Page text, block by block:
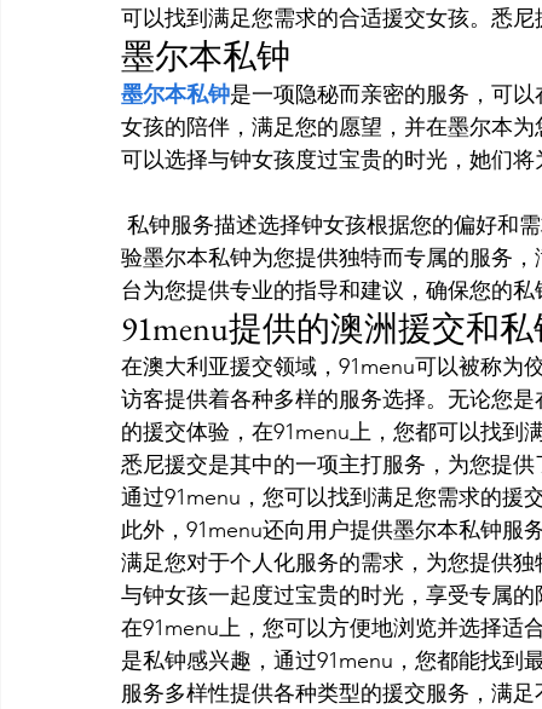
可以找到满足您需求的合适援交女孩。悉
墨尔本私钟
墨尔本私钟是一项隐秘而亲密的服务，可
女孩的陪伴，满足您的愿望，并在墨尔本
可以选择与钟女孩度过宝贵的时光，她们
验墨尔本私钟为您提供独特而专属的服务
台为您提供专业的指导和建议，确保您的
91menu提供的澳洲援交和
在澳大利亚援交领域，91menu可以被称为
访客提供着各种多样的服务选择。无论您
的援交体验，在91menu上，您都可以找到
悉尼援交是其中的一项主打服务，为您提
通过91menu，您可以找到满足您需求的援
此外，91menu还向用户提供墨尔本私钟服
满足您对于个人化服务的需求，为您提供
与钟女孩一起度过宝贵的时光，享受专属
在91menu上，您可以方便地浏览并选择适
是私钟感兴趣，通过91menu，您都能找到
服务多样性提供各种类型的援交服务，满